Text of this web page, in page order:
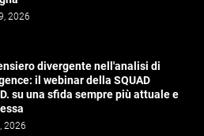
2026
divergente nell'analisi di
il webinar della SQUAD
su una sfida sempre più attuale e
2026